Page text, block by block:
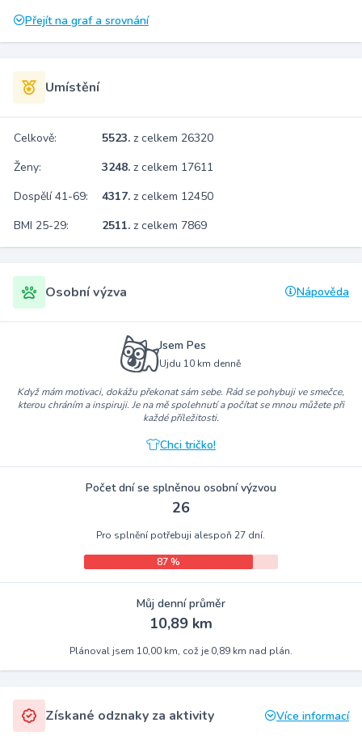
Přejít na graf a srovnání
Umístění
Celkově: 5523. z celkem 26320
Ženy:
3248. z celkem 17611
Dospělí 41-69:
4317. z celkem 12450
BMI 25-29:
2511. z celkem 7869
Osobní výzva Nápověda
Jsem Pes
Ujdu 10 km denně
Když mám motivaci, dokážu překonat sám sebe. Rád se pohybuji ve smečce,
kterou chráním a inspiruji. Je na mě spolehnutí a počítat se mnou můžete při
každé příležitosti.
Chci tričko!
Počet dní se splněnou osobní výzvou
26
Pro splnění potřebuji alespoň 27 dní.
87 %
Můj denní průměr
10,89 km
Plánoval jsem 10,00 km, což je 0,89 km nad plán.
Získané odznaky za aktivity Více informací